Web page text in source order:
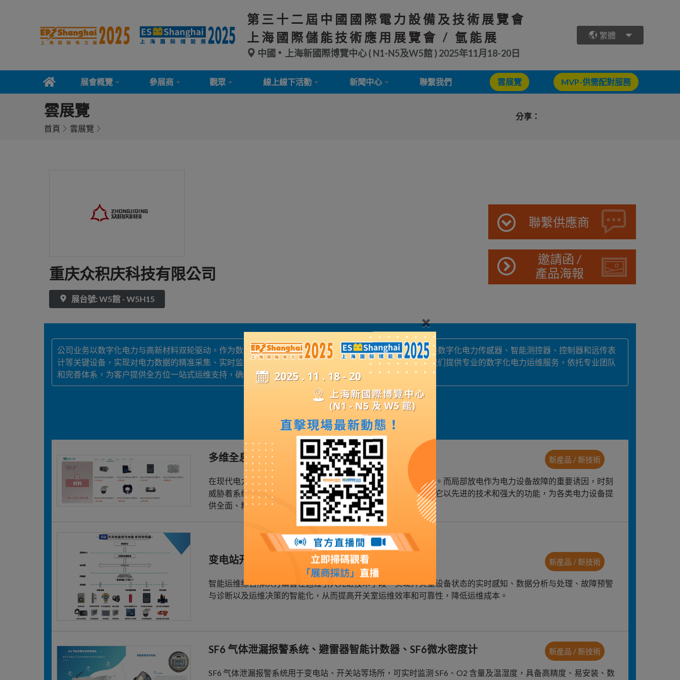
第三十二屆中國國際電力設備及技術展覽會
上海國際儲能技術應用展覽會 / 氫能展
中國 上海新國際博覽中心 ( N1-N5及W5館 ) 2025年11月18-20日
繁體
展會概覽 參展商 觀眾 線上線下活動 新聞中心 聯繫我們 雲展覽 MVP-供需配對服務
雲展覽
首頁 雲展覽
分享：
重庆众积庆科技有限公司
展台號: W5館 - W5H15
聯繫供應商
邀請函 /
產品海報
公司业务以数字化电力与高新材料双轮驱动。作为数字化电力解决方案厂家，我们研发、生产、销售及安装数字化电力传感器、智能测控器、控制器和远传表
计等关键设备，实现对电力数据的精准采集、实时监控与智能控制，保障电力系统安全高效运行。同时，我们提供专业的数字化电力运维服务，依托专业团队
和完善体系，为客户提供全方位一站式运维支持，确保设备可靠运行。
展品詳情
多维全息局放智能分析装置 新産品 / 新技術
在现代电力系统中，设备的稳定运行是保障电力可靠供应的基石。而局部放电作为电力设备故障的重要诱因，时刻
威胁着系统的安全。多维全息局放智能分析监测系统应运而生，它以先进的技术和强大的功能，为各类电力设备提
供全面、精准的局放监测诊断服务。
变电站开关室智能运维 新産品 / 新技術
智能运维综合解决方案旨在通过引入先进技术手段，实现开关室设备状态的实时感知、数据分析与处理、故障预警
与诊断以及运维决策的智能化，从而提高开关室运维效率和可靠性，降低运维成本。
SF6 气体泄漏报警系统、避雷器智能计数器、SF6微水密度计 新産品 / 新技術
SF6 气体泄漏报警系统用于变电站、开关站等场所，可实时监测 SF6、O2 含量及温湿度，具备高精度、易安装、数